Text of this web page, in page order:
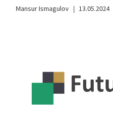
Mansur Ismagulov 13.05.2024